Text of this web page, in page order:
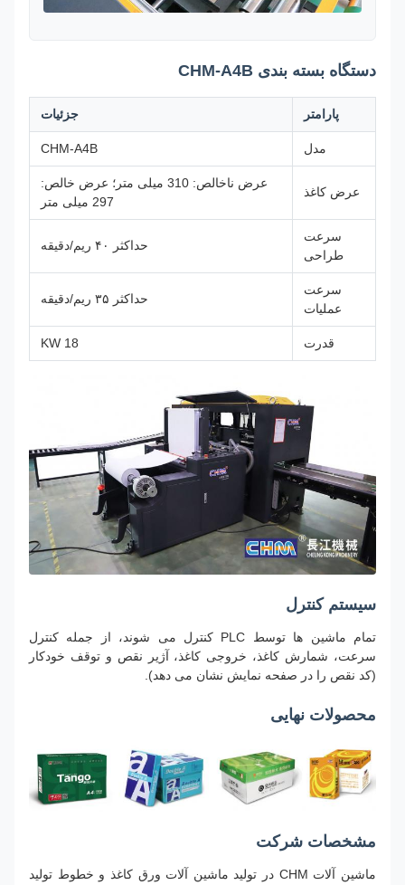
دستگاه بسته بندی CHM-A4B
پارامتر جزئیات
CHM-A4B
عرض کاغذ
عرض ناخالص: 310 میلی متر؛ عرض خالص:
سرعت
طراحی
حداکثر ۴۰ ریم/دقیقه
سرعت
عملیات
حداکثر ۳۵ ریم/دقیقه
قدرت
سیستم کنترل
تمام ماشین ها توسط PLC کنترل می شوند، از جمله کنترل
سرعت، شمارش کاغذ، خروجی کاغذ، آژیر نقص و توقف خودکار
(کد نقص را در صفحه نمایش نشان می دهد).
محصولات نهایی
مشخصات شرکت
ماشین آلات CHM در تولید ماشین آلات ورق کاغذ و خطوط تولید